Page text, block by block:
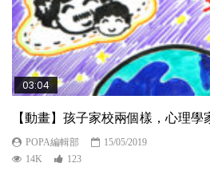
03:04
【動畫】孩子家校兩個樣，心理學
POPA編輯部
15/05/2019
14K
123